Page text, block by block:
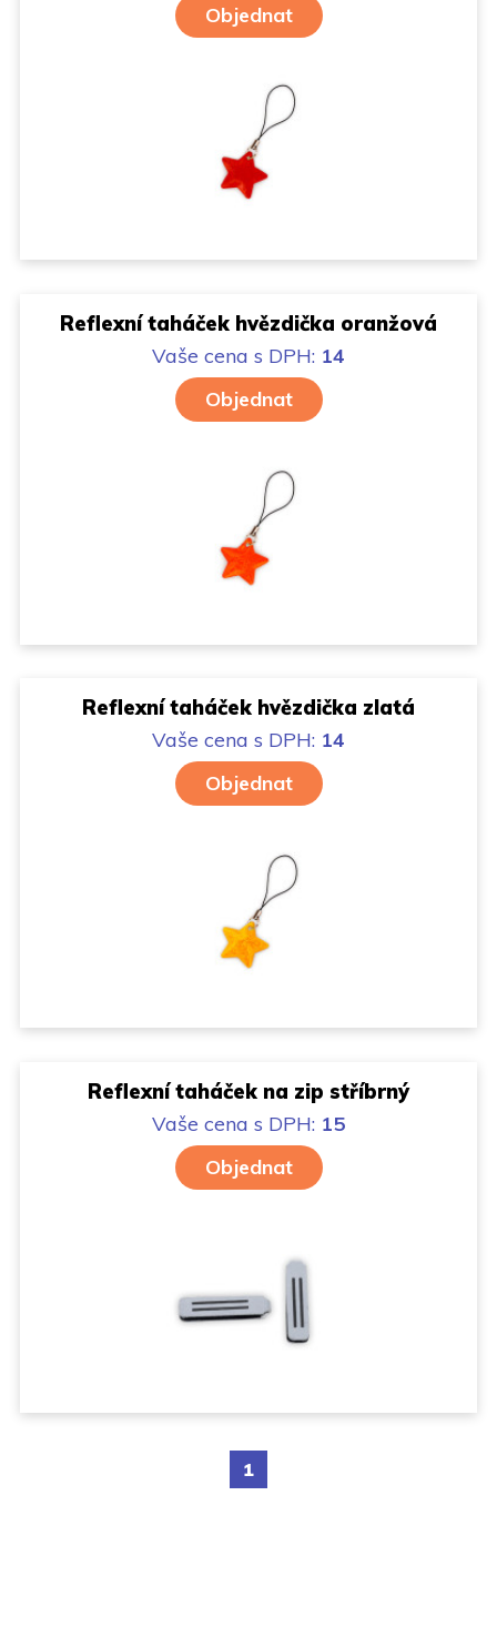
Objednat
Reflexní taháček hvězdička oranžová
Vaše cena s DPH: 14
Objednat
Reflexní taháček hvězdička zlatá
Vaše cena s DPH: 14
Objednat
Reflexní taháček na zip stříbrný
Vaše cena s DPH: 15
Objednat
1